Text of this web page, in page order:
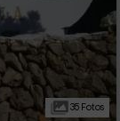
35 Fotos